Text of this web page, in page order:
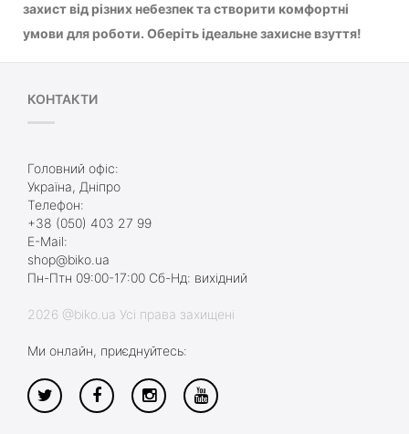
захист від різних небезпек та створити комфортні
умови для роботи. Оберіть ідеальне захисне взуття!
КОНТАКТИ
Головний офіс:
Україна, Дніпро
Телефон:
+38 (050) 403 27 99
E-Mail:
shop@biko.ua
Пн-Птн 09:00-17:00 Сб-Нд: вихідний
2026 @biko.ua Усі права захищені
Ми онлайн, приєднуйтесь: